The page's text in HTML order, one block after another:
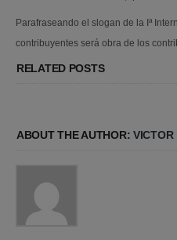
Parafraseando el slogan de la Iª
contribuyentes será obra de los
RELATED POSTS
ABOUT THE AUTHOR: VICTOR